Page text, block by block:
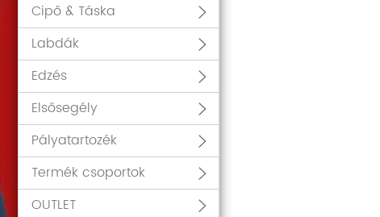
Cipő & Táska
Labdák
Edzés
Elsősegély
Pályatartozék
Termék csoportok
OUTLET